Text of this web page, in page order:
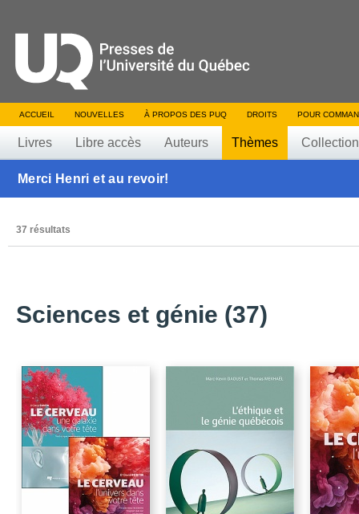
ACCUEIL NOUVELLES À PROPOS DES PUQ DROITS POUR
Livres Libre accès Auteurs Thèmes
Merci Henri et au revoir!
37 résultats
Sciences et génie (37)